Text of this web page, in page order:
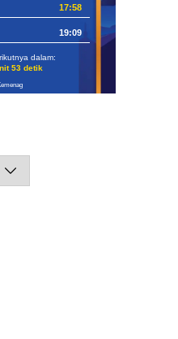
17:58
19:09
dalam:
52 detik